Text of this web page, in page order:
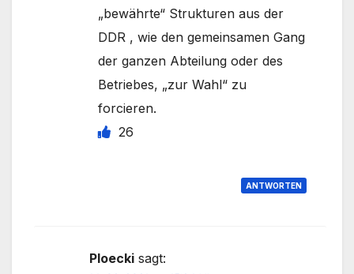
„bewährte“ Strukturen aus der
DDR , wie den gemeinsamen Gang
der ganzen Abteilung oder des
Betriebes, „zur Wahl“ zu
forcieren.
26
ANTWORTEN
Ploecki sagt: